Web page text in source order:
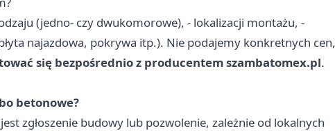
(jedno- czy dwukomorowe), - lokalizacji montażu, -
najazdowa, pokrywa itp.). Nie podajemy konkretnych cen,
się bezpośrednio z producentem szambatomex.pl.
betonowe?
zgłoszenie budowy lub pozwolenie, zależnie od lokalnych